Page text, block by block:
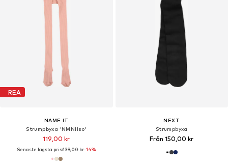
REA
NAME IT
Strumpbyxa 'NMNIlso'
119,00 kr
Senaste lägsta pris:139,00 kr-14%
NEXT
Strumpbyxa
Från 150,00 kr